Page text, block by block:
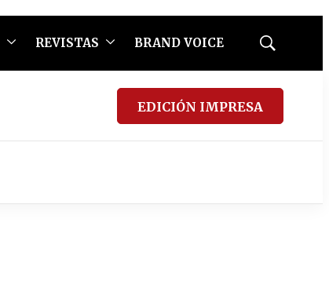
REVISTAS BRAND VOICE
Mostrar
EDICIÓN IMPRESA